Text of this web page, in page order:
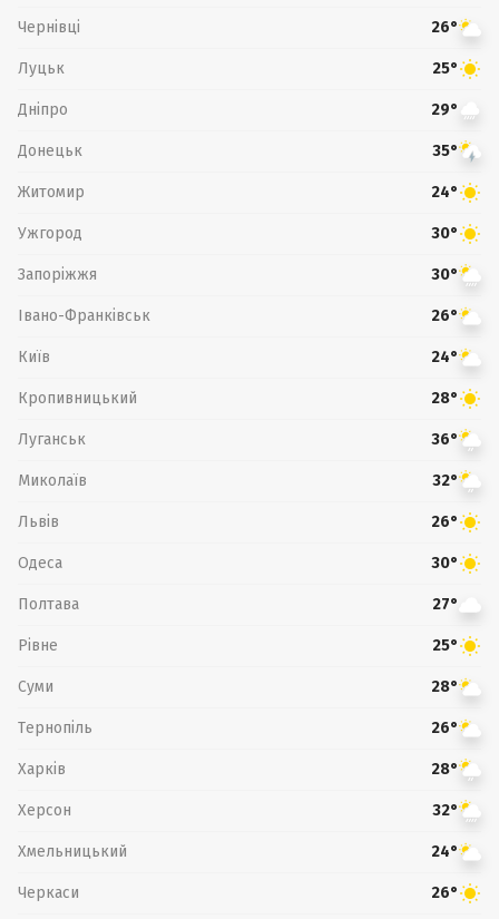
Чернівці 26°
Луцьк 25°
Дніпро 29°
Донецьк 35°
Житомир 24°
Ужгород 30°
Запоріжжя 30°
Івано-Франківськ 26°
Київ 24°
Кропивницький 28°
Луганськ 36°
Миколаїв 32°
Львів 26°
Одеса 30°
Полтава 27°
Рівне 25°
Суми 28°
Тернопіль 26°
Харків 28°
Херсон 32°
Хмельницький 24°
Черкаси 26°